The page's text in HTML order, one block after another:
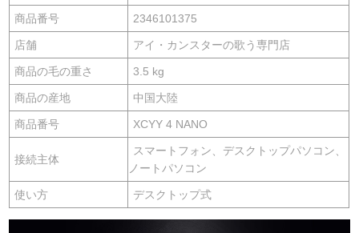
商品番号 2346101375
店舗 アイ・カンスターの歌う専門店
商品の毛の重さ 3.5 kg
商品の産地 中国大陸
商品番号 XCYY 4 NANO
接続主体
スマートフォン、デスクトップパソコン、
ノートパソコン
使い方 デスクトップ式